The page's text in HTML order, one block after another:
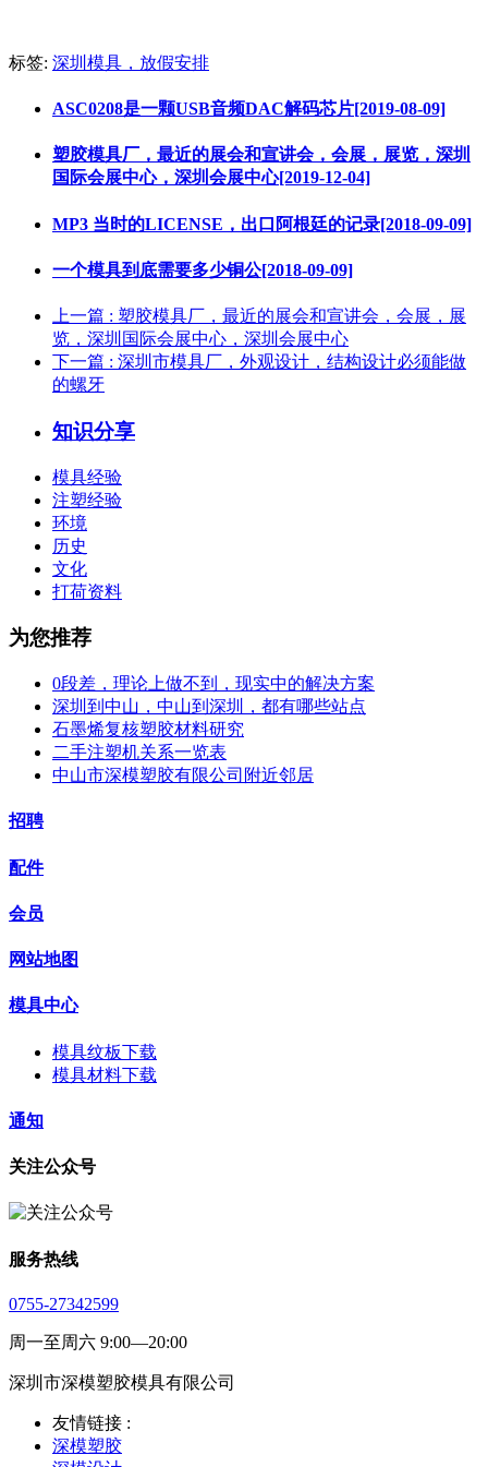
标签: 深圳模具，放假安排
ASC0208是一颗USB音频DAC解码芯片[2019-08-09]
塑胶模具厂，最近的展会和宣讲会，会展，展览，深圳
国际会展中心，深圳会展中心[2019-12-04]
MP3 当时的LICENSE，出口阿根廷的记录[2018-09-09]
一个模具到底需要多少铜公[2018-09-09]
上一篇 : 塑胶模具厂，最近的展会和宣讲会，会展，展
览，深圳国际会展中心，深圳会展中心
下一篇 : 深圳市模具厂，外观设计，结构设计必须能做
的螺牙
知识分享
模具经验
注塑经验
环境
历史
文化
打荷资料
为您推荐
0段差，理论上做不到，现实中的解决方案
深圳到中山，中山到深圳，都有哪些站点
石墨烯复核塑胶材料研究
二手注塑机关系一览表
中山市深模塑胶有限公司附近邻居
招聘
配件
会员
网站地图
模具中心
模具纹板下载
模具材料下载
通知
关注公众号
服务热线
0755-27342599
周一至周六 9:00—20:00
深圳市深模塑胶模具有限公司
友情链接 :
深模塑胶